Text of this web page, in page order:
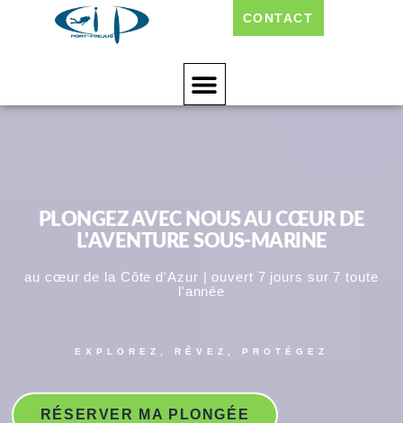
CONTACT
PLONGEZ AVEC NOUS AU CŒUR DE
L'AVENTURE SOUS-MARINE
au cœur de la Côte d'Azur | ouvert 7 jours sur 7 toute
l'année
EXPLOREZ, RÊVEZ, PROTÉGEZ
RÉSERVER MA PLONGÉE